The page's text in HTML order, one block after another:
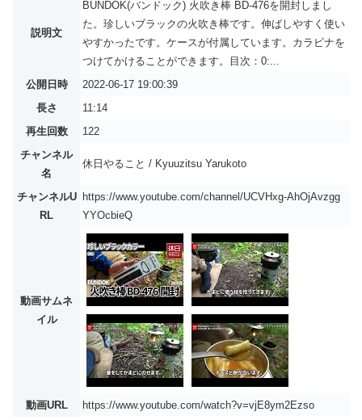
説明文
BUNDOK(バンドック) 火吹き棒 BD-476を開封しまし
た。珍しいブラックの火吹き棒です。伸ばしやすく使い
やすかったです。ケースが付属しています。カラビナを
つけてかけることができます。目次：0:...
公開日時
2022-06-17 19:00:39
長さ
11:14
再生回数
122
チャンネル
名
休日やること / Kyuuzitsu Yarukoto
チャンネルU
RL
https://www.youtube.com/channel/UCVHxg-AhOjAvzgg
YYOcbieQ
動画サムネ
イル
動画URL https://www.youtube.com/watch?v=vjE8ym2Ezso